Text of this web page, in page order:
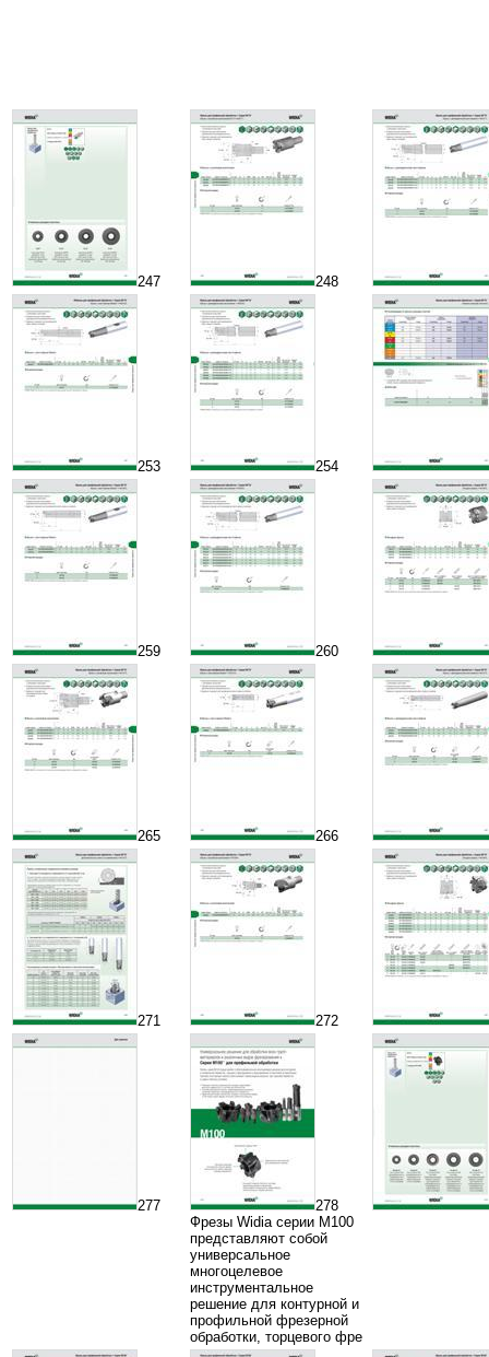
247 248
253 254
259 260
265 266
271 272
277
278
Фрезы Widia серии M100
представляют собой
универсальное
многоцелевое
инструментальное
решение для контурной и
профильной фрезерной
обработки, торцевого фре